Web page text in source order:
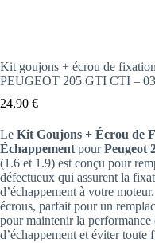
Kit goujons + écrou de
PEUGEOT 205 GTI CTI –
24,90 €
Le Kit Goujons + Écrou de
Échappement pourPeugeot
(1.6 et 1.9) est conçu pour
défectueux qui assurent la
d’échappement à votre
écrous, parfait pour un
pour maintenir la performance
d’échappement et éviter toute